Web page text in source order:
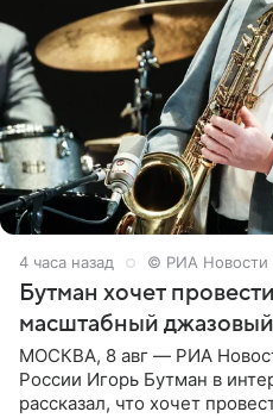
4 часа назад © РИА Новости
Бутман хочет
масштабный
МОСКВА, 8 авг — РИА
России Игорь Бутман в
рассказал, что хочет